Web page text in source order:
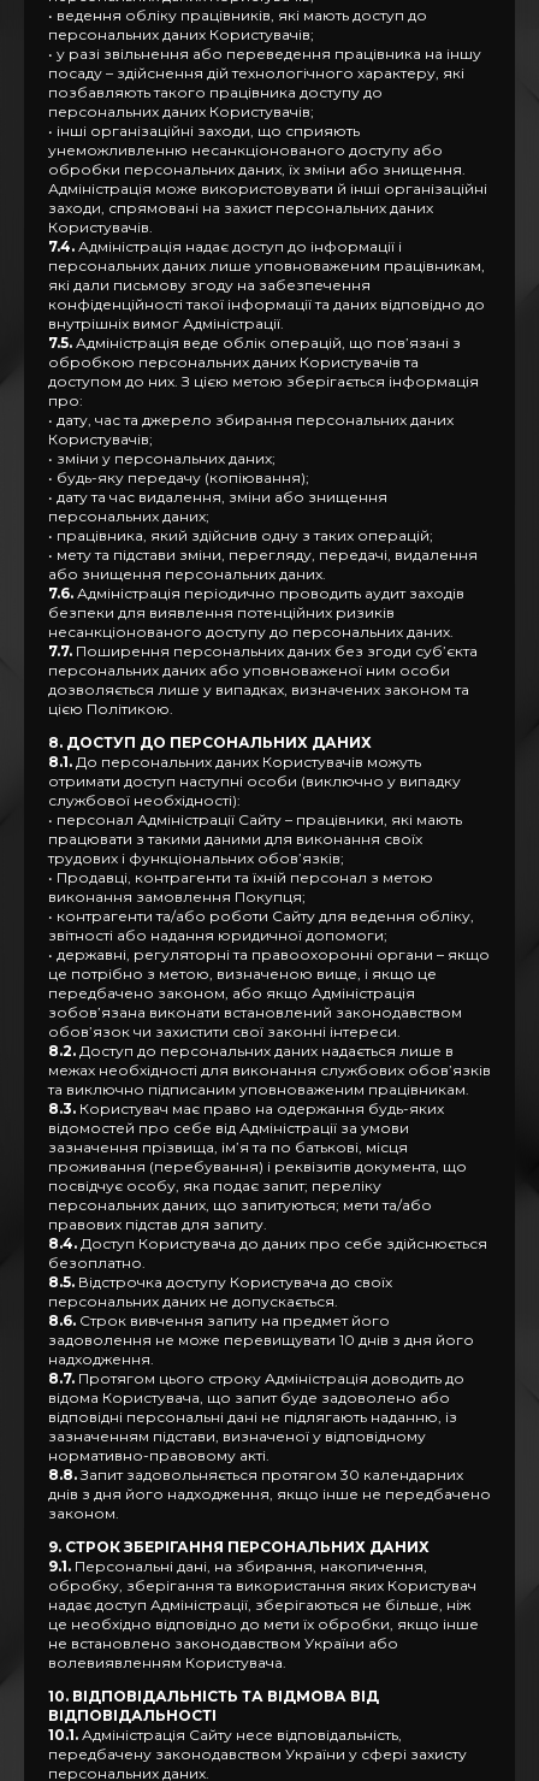
• ведення обліку працівників, які мають доступ до
персональних даних Користувачів;
• у разі звільнення або переведення працівника на іншу
посаду – здійснення дій технологічного характеру, які
позбавляють такого працівника доступу до
персональних даних Користувачів;
• інші організаційні заходи, що сприяють
унеможливленню несанкціонованого доступу або
обробки персональних даних, їх зміни або знищення.
Адміністрація може використовувати й інші організаційні
заходи, спрямовані на захист персональних даних
Користувачів.
7.4. Адміністрація надає доступ до інформації і
персональних даних лише уповноваженим працівникам,
які дали письмову згоду на забезпечення
конфіденційності такої інформації та даних відповідно до
внутрішніх вимог Адміністрації.
7.5. Адміністрація веде облік операцій, що пов’язані з
обробкою персональних даних Користувачів та
доступом до них. З цією метою зберігається інформація
про:
• дату, час та джерело збирання персональних даних
Користувачів;
• зміни у персональних даних;
• будь-яку передачу (копіювання);
• дату та час видалення, зміни або знищення
персональних даних;
• працівника, який здійснив одну з таких операцій;
• мету та підстави зміни, перегляду, передачі, видалення
або знищення персональних даних.
7.6. Адміністрація періодично проводить аудит заходів
безпеки для виявлення потенційних ризиків
несанкціонованого доступу до персональних даних.
7.7. Поширення персональних даних без згоди суб’єкта
персональних даних або уповноваженої ним особи
дозволяється лише у випадках, визначених законом та
цією Політикою.
8. ДОСТУП ДО ПЕРСОНАЛЬНИХ ДАНИХ
8.1. До персональних даних Користувачів можуть
отримати доступ наступні особи (виключно у випадку
службової необхідності):
• персонал Адміністрації Сайту – працівники, які мають
працювати з такими даними для виконання своїх
трудових і функціональних обов’язків;
• Продавці, контрагенти та їхній персонал з метою
виконання замовлення Покупця;
• контрагенти та/або роботи Сайту для ведення обліку,
звітності або надання юридичної допомоги;
• державні, регуляторні та правоохоронні органи – якщо
це потрібно з метою, визначеною вище, і якщо це
передбачено законом, або якщо Адміністрація
зобов’язана виконати встановлений законодавством
обов’язок чи захистити свої законні інтереси.
8.2. Доступ до персональних даних надається лише в
межах необхідності для виконання службових обов’язків
та виключно підписаним уповноваженим працівникам.
8.3. Користувач має право на одержання будь-яких
відомостей про себе від Адміністрації за умови
зазначення прізвища, ім’я та по батькові, місця
проживання (перебування) і реквізитів документа, що
посвідчує особу, яка подає запит; переліку
персональних даних, що запитуються; мети та/або
правових підстав для запиту.
8.4. Доступ Користувача до даних про себе здійснюється
безоплатно.
8.5. Відстрочка доступу Користувача до своїх
персональних даних не допускається.
8.6. Строк вивчення запиту на предмет його
задоволення не може перевищувати 10 днів з дня його
надходження.
8.7. Протягом цього строку Адміністрація доводить до
відома Користувача, що запит буде задоволено або
відповідні персональні дані не підлягають наданню, із
зазначенням підстави, визначеної у відповідному
нормативно-правовому акті.
8.8.Запит задовольняється протягом 30 календарних
днів з дня його надходження, якщо інше не передбачено
законом.
9. СТРОК ЗБЕРІГАННЯ ПЕРСОНАЛЬНИХ ДАНИХ
9.1. Персональні дані, на збирання, накопичення,
обробку, зберігання та використання яких Користувач
надає доступ Адміністрації, зберігаються не більше, ніж
це необхідно відповідно до мети їх обробки, якщо інше
не встановлено законодавством України або
волевиявленням Користувача.
10. ВІДПОВІДАЛЬНІСТЬ ТА ВІДМОВА ВІД
ВІДПОВІДАЛЬНОСТІ
10.1. Адміністрація Сайту несе відповідальність,
передбачену законодавством України у сфері захисту
персональних даних.